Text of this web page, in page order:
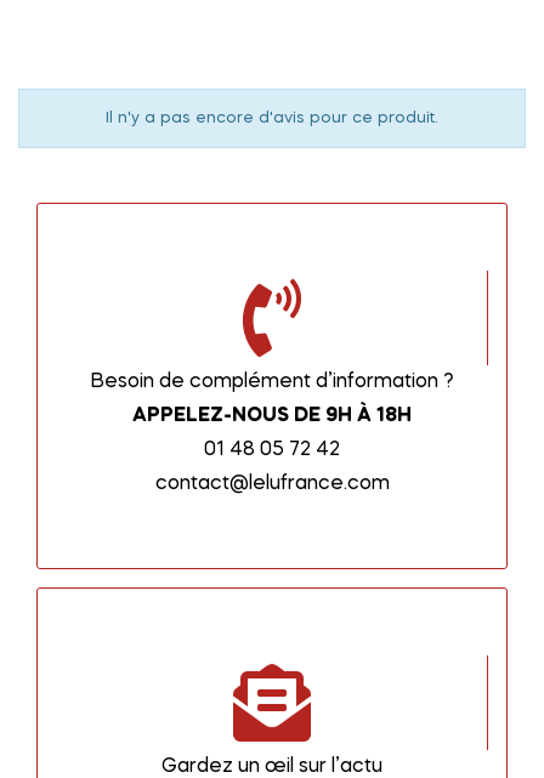
Il n'y a pas encore d'avis pour ce produit.
Besoin de complément d’information ?
APPELEZ-NOUS DE 9H À 18H
01 48 05 72 42
contact@lelufrance.com
Gardez un œil sur l’actu